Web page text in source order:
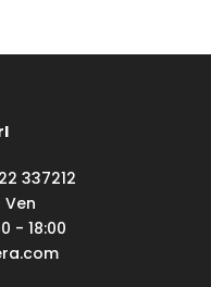
337212
- 18:00